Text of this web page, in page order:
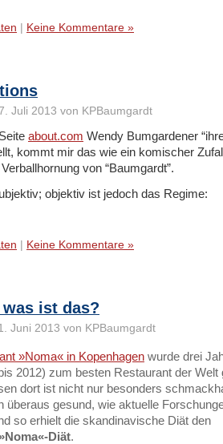
Keine Kommentare »
Juli 2013 von KPBaumgardt
about.com Wendy Bumgardener
kommt mir das wie ein komischer
von “Baumgardt”.
objektiv ist jedoch das Regime:
Keine Kommentare »
was ist das?
Juni 2013 von KPBaumgardt
»Noma« in Kopenhagen wurde drei
2012) zum besten Restaurant der Welt
dort ist nicht nur besonders
überaus gesund, wie aktuelle
so erhielt die skandinavische Diät den
»Noma«-Diät.